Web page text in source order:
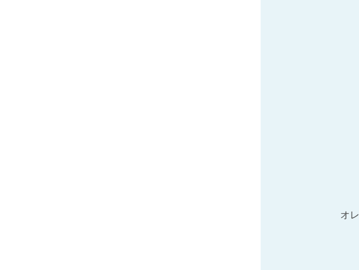
オ